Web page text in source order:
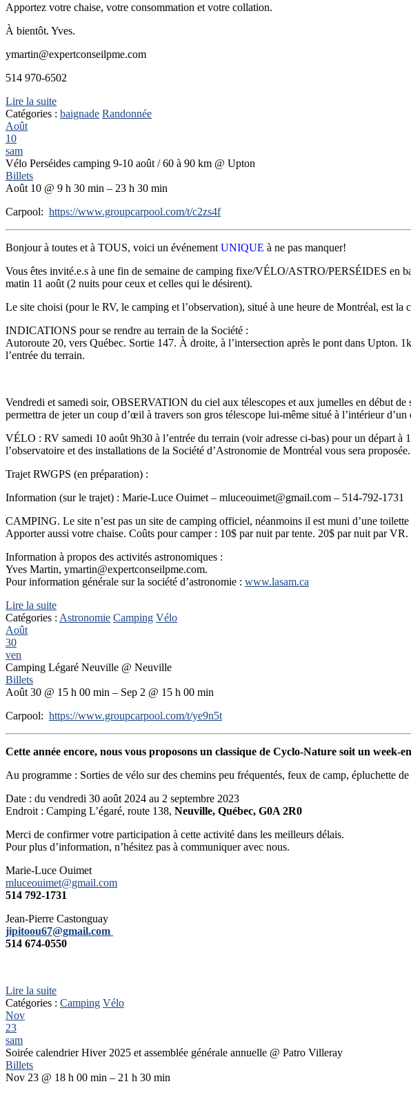
Apportez votre chaise, votre consommation et votre collation.
À bientôt. Yves.
ymartin@expertconseilpme.com
514 970-6502
Lire la suite
Catégories : baignade Randonnée
Août
10
sam
Vélo Perséides camping 9-10 août / 60 à 90 km @ Upton
Billets
Août 10 @ 9 h 30 min – 23 h 30 min
Carpool: https://www.groupcarpool.com/t/c2zs4f
Bonjour à toutes et à TOUS, voici un événement UNIQUE à ne pas manquer!
Vous êtes invité.e.s à une fin de semaine de camping fixe/VÉLO/ASTRO/PERSÉIDES en
matin 11 août (2 nuits pour ceux et celles qui le désirent).
Le site choisi (pour le RV, le camping et l’observation), situé à une heure de Montréal, est
INDICATIONS pour se rendre au terrain de la Société :
Autoroute 20, vers Québec. Sortie 147. À droite, à l’intersection après le pont dans Upton.
l’entrée du terrain.
Vendredi et samedi soir, OBSERVATION du ciel aux télescopes et aux jumelles en début
permettra de jeter un coup d’œil à travers son gros télescope lui-même situé à l’intérieur
VÉLO : RV samedi 10 août 9h30 à l’entrée du terrain (voir adresse ci-bas) pour un départ
l’observatoire et des installations de la Société d’Astronomie de Montréal vous sera
Trajet RWGPS (en préparation) :
Information (sur le trajet) : Marie-Luce Ouimet – mluceouimet@gmail.com – 514-792-1731
CAMPING. Le site n’est pas un site de camping officiel, néanmoins il est muni d’une
Apporter aussi votre chaise. Coûts pour camper : 10$ par nuit par tente. 20$ par nuit par
Information à propos des activités astronomiques :
Yves Martin, ymartin@expertconseilpme.com.
Pour information générale sur la société d’astronomie : www.lasam.ca
Lire la suite
Catégories : Astronomie Camping Vélo
Août
30
ven
Camping Légaré Neuville @ Neuville
Billets
Août 30 @ 15 h 00 min – Sep 2 @ 15 h 00 min
Carpool: https://www.groupcarpool.com/t/ye9n5t
Cette année encore, nous vous proposons un classique de Cyclo-Nature soit un week-
Au programme : Sorties de vélo sur des chemins peu fréquentés, feux de camp, épluchette
Date : du vendredi 30 août 2024 au 2 septembre 2023
Endroit : Camping L’égaré, route 138, Neuville, Québec, G0A 2R0
Merci de confirmer votre participation à cette activité dans les meilleurs délais.
Pour plus d’information, n’hésitez pas à communiquer avec nous.
Marie-Luce Ouimet
mluceouimet@gmail.com
514 792-1731
Jean-Pierre Castonguay
jipitoou67@gmail.com
514 674-0550
Lire la suite
Catégories : Camping Vélo
Nov
23
sam
Soirée calendrier Hiver 2025 et assemblée générale annuelle @ Patro Villeray
Billets
Nov 23 @ 18 h 00 min – 21 h 30 min